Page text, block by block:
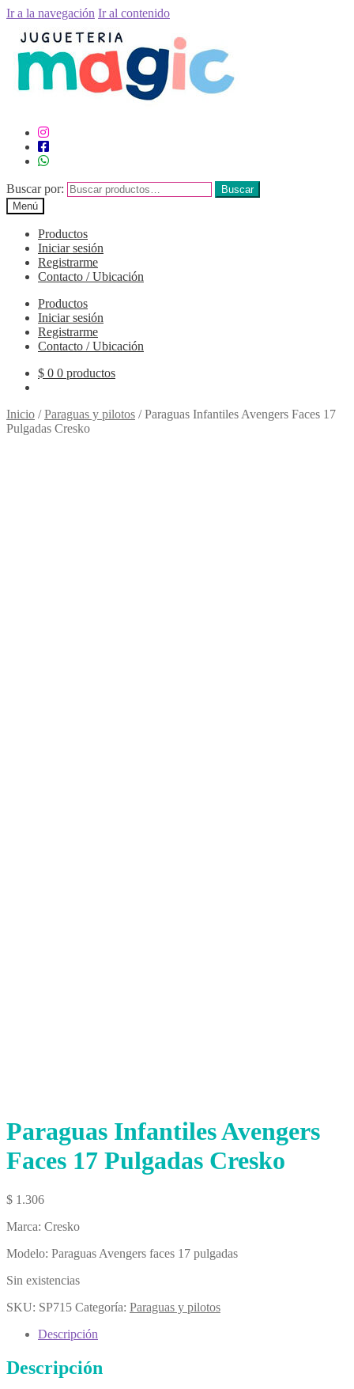
Ir a la navegación Ir al contenido
Buscar por:
Buscar
Menú
Productos
Iniciar sesión
Registrarme
Contacto / Ubicación
Productos
Iniciar sesión
Registrarme
Contacto / Ubicación
$ 0 0 productos
Inicio /Paraguas y pilotos /Paraguas Infantiles Avengers Faces 17
Pulgadas Cresko
Paraguas Infantiles Avengers
Faces 17 Pulgadas Cresko
$ 1.306
Marca: Cresko
Modelo: Paraguas Avengers faces 17 pulgadas
Sin existencias
SKU: SP715 Categoría: Paraguas y pilotos
Descripción
Descripción